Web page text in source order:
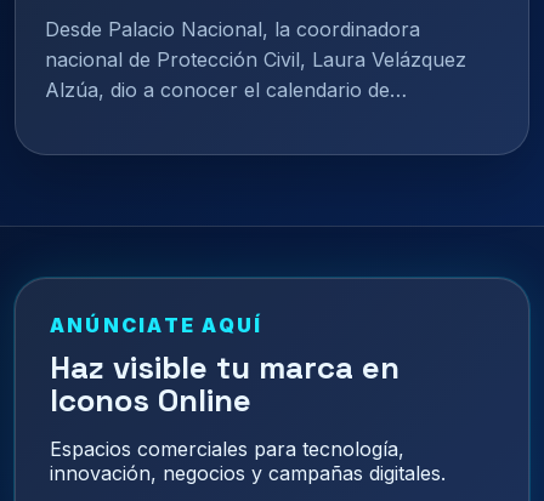
Desde Palacio Nacional, la coordinadora
nacional de Protección Civil, Laura Velázquez
Alzúa, dio a conocer el calendario de…
ANÚNCIATE AQUÍ
Haz visible tu marca en
Iconos Online
Espacios comerciales para tecnología,
innovación, negocios y campañas digitales.